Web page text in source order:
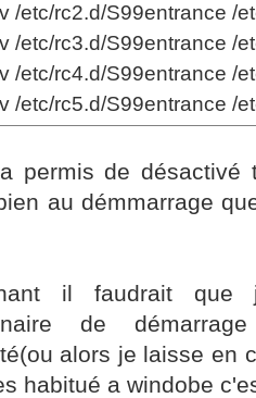
/etc/rc2.d/S99entrance /
/etc/rc3.d/S99entrance /
/etc/rc4.d/S99entrance /
/etc/rc5.d/S99entrance /
permis de désactivé
au démmarrage
il faudrait
de
alors je laisse en
habitué a windobe